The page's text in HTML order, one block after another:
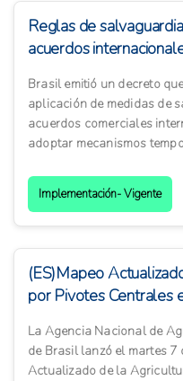
Reglas de
acuerdos
Brasil emitió un decreto
aplicación de medidas de
acuerdos comerciales
adoptar mecanismos
Implementación- Vigente
(ES)Mapeo
por Pivotes Centrales
La Agencia Nacional de
de Brasil lanzó el martes 7
Actualizado de la